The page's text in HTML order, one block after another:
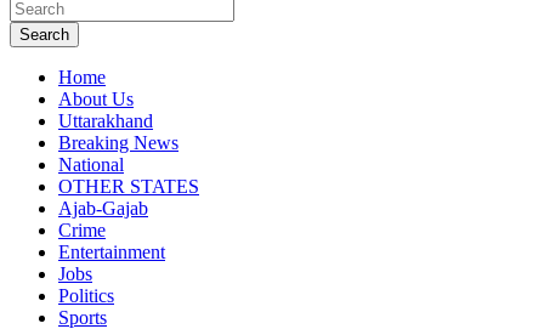
Search
Home
About Us
Uttarakhand
Breaking News
National
OTHER STATES
Ajab-Gajab
Crime
Entertainment
Jobs
Politics
Sports